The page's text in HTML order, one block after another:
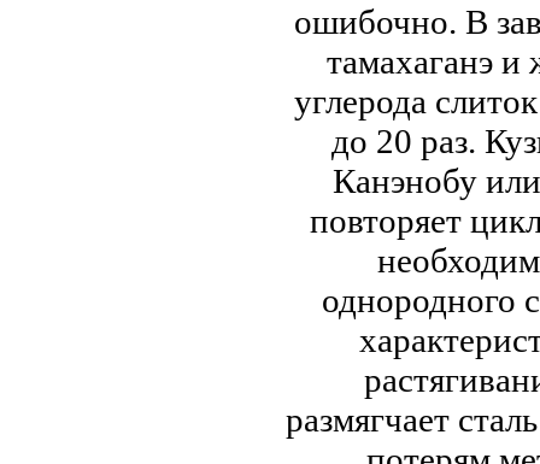
ошибочно. В
тамахаганэ и
углерода
до 20 раз.
Канэнобу
повторяет
однородного
размягчает